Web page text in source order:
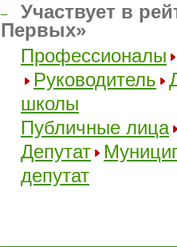
–
Участвует в
Первых»
Профессионалы
Руководитель
школы
Публичные лица
Депутат
депутат